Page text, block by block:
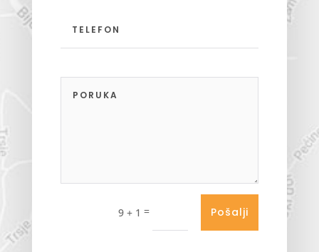
9 + 1 = Pošalji